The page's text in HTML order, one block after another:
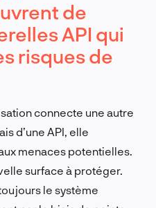
de
API qui
risques de
connecte une autre
d’une API, elle
menaces potentielles.
surface à protéger.
le système